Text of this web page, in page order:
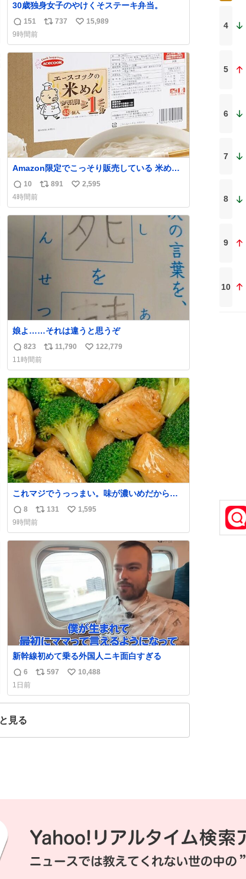
30歳独身女子のやけくそステーキ弁当。
返
信
数
151
リ
ス
ト
数
737
い
ね
15,989
9時間前
Amazon限定でこっそり販売している 米めん
を少しだけ宣伝させてください…🤫 大きな声
では言えないんですが… 茹で時間1分なので
カップめんよりも手軽かもです…
返
信
数
10
リ
ス
数
891
い
ね
数
2,595
4時間前
娘よ……それは違うと思うぞ
返
信
数
823
リ
ス
ト
数
11,790
い
ね
数
122,779
11時間前
これマジでうっっまい。味が濃いめだから満
足感エグいし1週間で3キロ痩せた😭
返
信
数
8
リ
ポ
ス
ト
数
131
い
ね
数
1,595
9時間前
新幹線初めて乗る外国人ニキ面白すぎる
返
信
数
6
リ
ス
597
い
ね
10,488
1日前
見る
4
5
6
7
8
9
10